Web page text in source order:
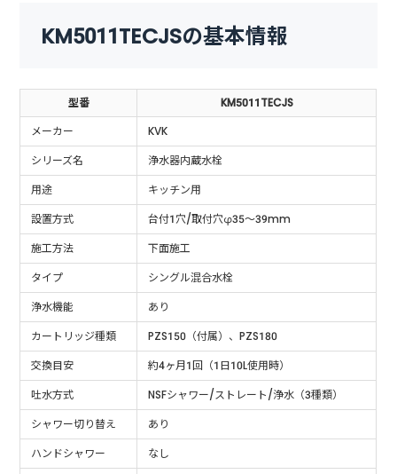
KM5011TECJSの基本情報
型番
KM5011TECJS
メーカー
KVK
シリーズ名
浄水器内蔵水栓
用途
キッチン用
設置方式
台付1穴/取付穴φ35～39mm
施工方法
下面施工
タイプ
シングル混合水栓
浄水機能
あり
カートリッジ種類
PZS150（付属）、PZS180
交換目安
約4ヶ月1回（1日10L使用時）
吐水方式
NSFシャワー/ストレート/浄水（3種類）
シャワー切り替え
あり
ハンドシャワー
なし